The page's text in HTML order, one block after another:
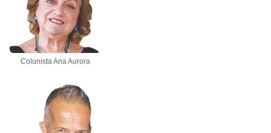
Colunista Ana Aurora